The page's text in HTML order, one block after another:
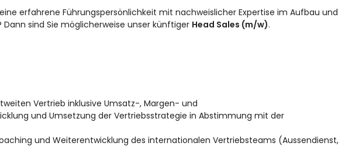
erfahrene Führungspersönlichkeit mit nachweislicher Expertise im Aufbau und
sind Sie möglicherweise unser künftiger Head Sales (m/w).
Vertrieb inklusive Umsatz-, Margen- und
und Umsetzung der Vertriebsstrategie in Abstimmung mit der
und Weiterentwicklung des internationalen Vertriebsteams (Aussendienst,